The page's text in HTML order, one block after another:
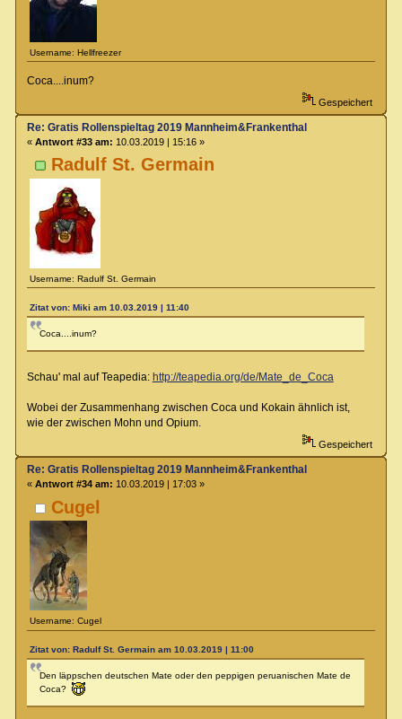
Username: Hellfreezer
Coca....inum?
Gespeichert
Radulf St. Germain
Username: Radulf St. Germain
Re: Gratis Rollenspieltag 2019 Mannheim&Frankenthal
« Antwort #33 am: 10.03.2019 | 15:16 »
Zitat von: Miki am 10.03.2019 | 11:40
Coca....inum?
Schau' mal auf Teapedia: http://teapedia.org/de/Mate_de_Coca
Wobei der Zusammenhang zwischen Coca und Kokain ähnlich ist,
wie der zwischen Mohn und Opium.
Gespeichert
Cugel
Username: Cugel
Re: Gratis Rollenspieltag 2019 Mannheim&Frankenthal
« Antwort #34 am: 10.03.2019 | 17:03 »
Zitat von: Radulf St. Germain am 10.03.2019 | 11:00
Den läppschen deutschen Mate oder den peppigen peruanischen Mate de
Coca?